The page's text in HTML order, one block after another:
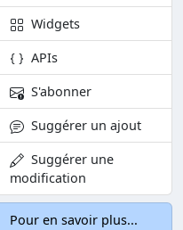
Widgets
APIs
S'abonner
Suggérer un ajout
Suggérer une
modification
Pour en savoir plus...